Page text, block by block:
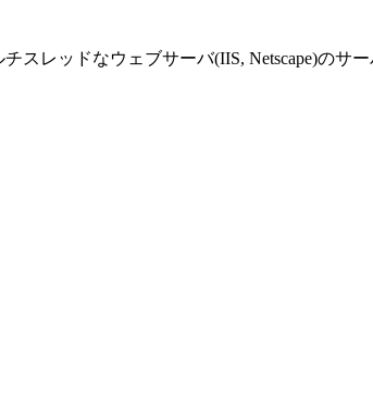
レッドなウェブサーバ(IIS, Netscape)のサ